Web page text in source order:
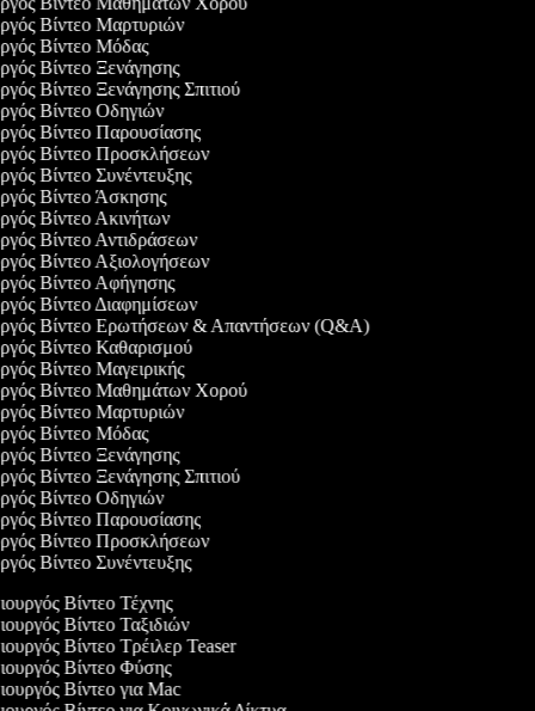
Βίντεο Μαρτυριών
Βίντεο Μόδας
Βίντεο Ξενάγησης
Βίντεο Ξενάγησης Σπιτιού
Βίντεο Οδηγιών
Βίντεο Παρουσίασης
Βίντεο Προσκλήσεων
Βίντεο Συνέντευξης
Βίντεο Άσκησης
Βίντεο Ακινήτων
Βίντεο Αντιδράσεων
Βίντεο Αξιολογήσεων
Βίντεο Αφήγησης
Βίντεο Διαφημίσεων
Βίντεο Ερωτήσεων & Απαντήσεων (Q&A)
Βίντεο Καθαρισμού
Βίντεο Μαγειρικής
Βίντεο Μαθημάτων Χορού
Βίντεο Μαρτυριών
Βίντεο Μόδας
Βίντεο Ξενάγησης
Βίντεο Ξενάγησης Σπιτιού
Βίντεο Οδηγιών
Βίντεο Παρουσίασης
Βίντεο Προσκλήσεων
Βίντεο Συνέντευξης
Βίντεο Τέχνης
Βίντεο Ταξιδιών
Βίντεο Τρέιλερ Teaser
Βίντεο Φύσης
Βίντεο για Mac